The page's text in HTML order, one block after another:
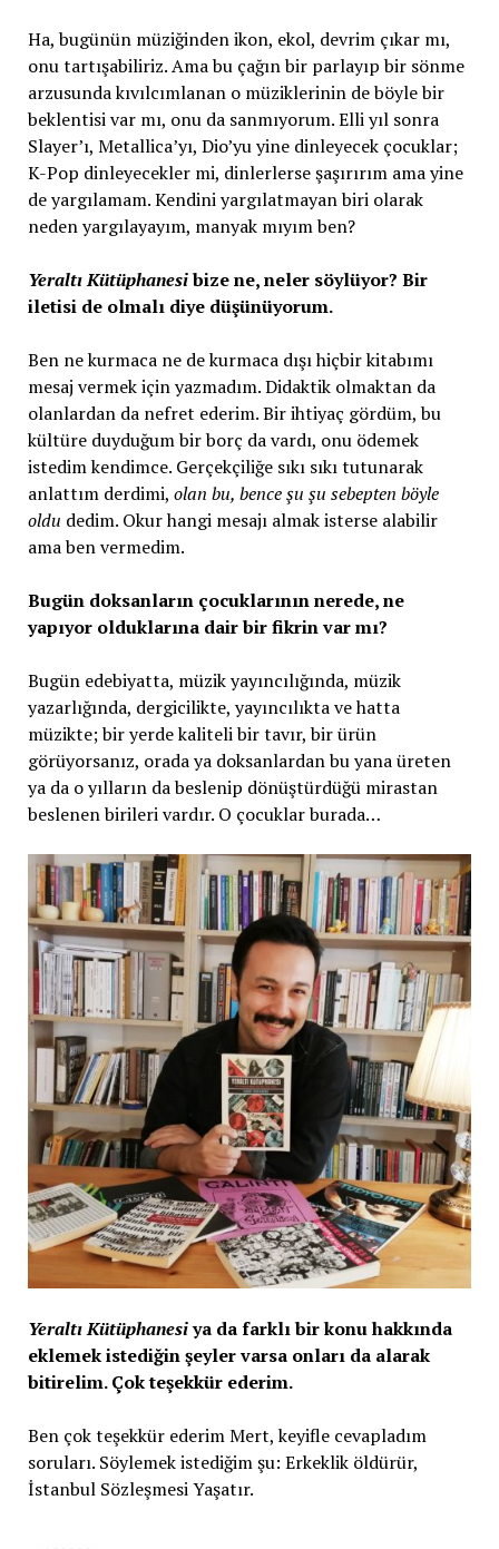
Ha, bugünün müziğinden ikon, ekol, devrim çıkar mı,
onu tartışabiliriz. Ama bu çağın bir parlayıp bir sönme
arzusunda kıvılcımlanan o müziklerinin de böyle bir
beklentisi var mı, onu da sanmıyorum. Elli yıl sonra
Slayer’ı, Metallica’yı, Dio’yu yine dinleyecek çocuklar;
K-Pop dinleyecekler mi, dinlerlerse şaşırırım ama yine
de yargılamam. Kendini yargılatmayan biri olarak
neden yargılayayım, manyak mıyım ben?
Yeraltı Kütüphanesibize ne, neler söylüyor? Bir
iletisi de olmalı diye düşünüyorum.
Ben ne kurmaca ne de kurmaca dışı hiçbir kitabımı
mesaj vermek için yazmadım. Didaktik olmaktan da
olanlardan da nefret ederim. Bir ihtiyaç gördüm, bu
kültüre duyduğum bir borç da vardı, onu ödemek
istedim kendimce. Gerçekçiliğe sıkı sıkı tutunarak
anlattım derdimi, olan bu, bence şu şu sebepten böyle
oldu dedim. Okur hangi mesajı almak isterse alabilir
ama ben vermedim.
Bugün doksanların çocuklarının nerede, ne
yapıyor olduklarına dair bir fikrin var mı?
Bugün edebiyatta, müzik yayıncılığında, müzik
yazarlığında, dergicilikte, yayıncılıkta ve hatta
müzikte; bir yerde kaliteli bir tavır, bir ürün
görüyorsanız, orada ya doksanlardan bu yana üreten
ya da o yılların da beslenip dönüştürdüğü mirastan
beslenen birileri vardır. O çocuklar burada…
Yeraltı Kütüphanesiya da farklı bir konu hakkında
eklemek istediğin şeyler varsa onları da alarak
bitirelim. Çok teşekkür ederim.
Ben çok teşekkür ederim Mert, keyifle cevapladım
soruları. Söylemek istediğim şu: Erkeklik öldürür,
İstanbul Sözleşmesi Yaşatır.